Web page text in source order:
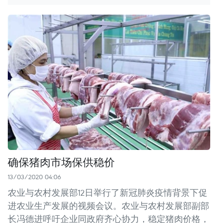
确保猪肉市场保供稳价
13/03/2020 04:06
农业与农村发展部12日举行了新冠肺炎疫情背景下促
进农业生产发展的视频会议。农业与农村发展部副部
长冯德进呼吁企业同政府齐心协力，稳定猪肉价格，